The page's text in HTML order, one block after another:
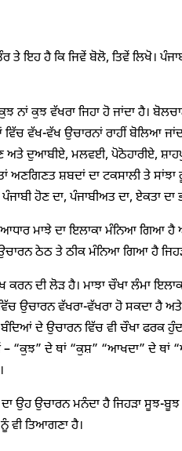
ਤੇ ਇਹ ਹੈ ਕਿ ਜਿਵੇਂ ਬੋਲੋ, ਤਿਵੇਂ ਲਿਖੋ।
ਕੁਝ ਵੱਖਰਾ ਜਿਹਾ ਹੋ ਜਾਂਦਾ ਹੈ।
ਵੱਖ-ਵੱਖ ਉਚਾਰਨਾਂ ਰਾਹੀਂ ਬੋਲਿਆ
ਅਤੇ ਦੁਆਬੀਏ, ਮਲਵਈ, ਪੋਠੋਹਾਰੀਏ,
ਅਣਗਿਣਤ ਸ਼ਬਦਾਂ ਦਾ ਟਕਸਾਲੀ ਤੇ
ਹੋਣ ਦਾ, ਪੰਜਾਬੀਅਤ ਦਾ, ਏਕਤਾ ਦਾ
ਮਾਝੇ ਦਾ ਇਲਾਕਾ ਮੰਨਿਆ ਗਿਆ ਹੈ
ਠੇਠ ਤੇ ਠੀਕ ਮੰਨਿਆ ਗਿਆ ਹੈ
ਦੀ ਲੋੜ ਹੈ। ਮਾਝਾ ਚੌਖਾ ਲੰਮਾ
ਉਚਾਰਨ ਵੱਖਰਾ-ਵੱਖਰਾ ਹੋ ਸਕਦਾ ਹੈ
ਬੰਦਿਆਂ ਦੇ ਉਚਾਰਨ ਵਿੱਚ ਵੀ ਚੌਖਾ ਫਰਕ
ਦੇ ਥਾਂ “ਕੁਸ਼” “ਆਖਦਾ” ਦੇ ਥਾਂ
ਉਹ ਉਚਾਰਨ ਮਨੰਦਾ ਹੈ ਜਿਹੜਾ ਸੂਝ-
ਵੀ ਤਿਆਗਣਾ ਹੈ।